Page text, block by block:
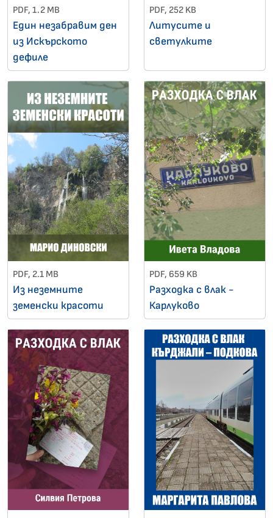
PDF, 1.2 MB
Един незабравим ден
из Искърското
дефиле
PDF, 252 KB
Литусите и
светулките
PDF, 2.1 MB
Из неземните
земенски красоти
PDF, 659 KB
Разходка с влак -
Карлуково